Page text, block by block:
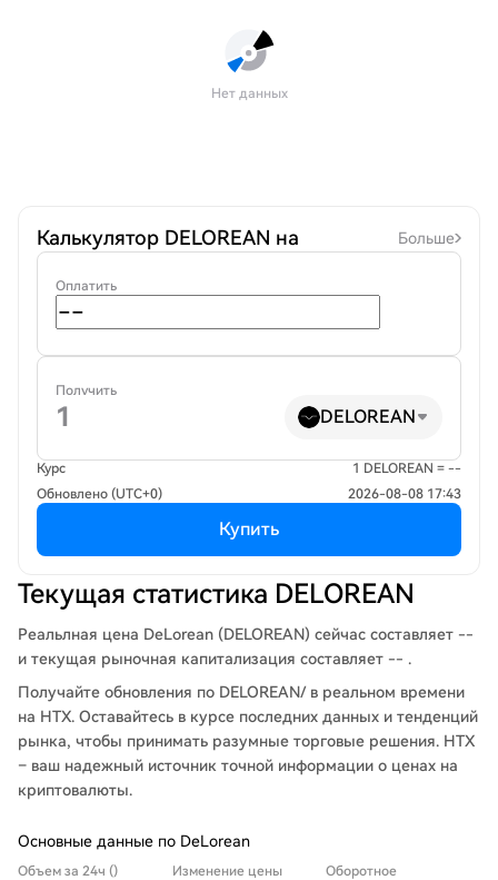
Нет данных
Калькулятор DELOREAN на Больше
Оплатить
Получить
DELOREAN
Курс
1 DELOREAN = --
Обновлено (UTC+0)
2026-08-08 17:43
Купить
Текущая статистика DELOREAN
Реальлная цена DeLorean (DELOREAN) сейчас составляет --
и текущая рыночная капитализация составляет -- .
Получайте обновления по DELOREAN/ в реальном времени
на HTX. Оставайтесь в курсе последних данных и тенденций
рынка, чтобы принимать разумные торговые решения. HTX
– ваш надежный источник точной информации о ценах на
криптовалюты.
Основные данные по DeLorean
Объем за 24ч ()
Изменение цены
Оборотное